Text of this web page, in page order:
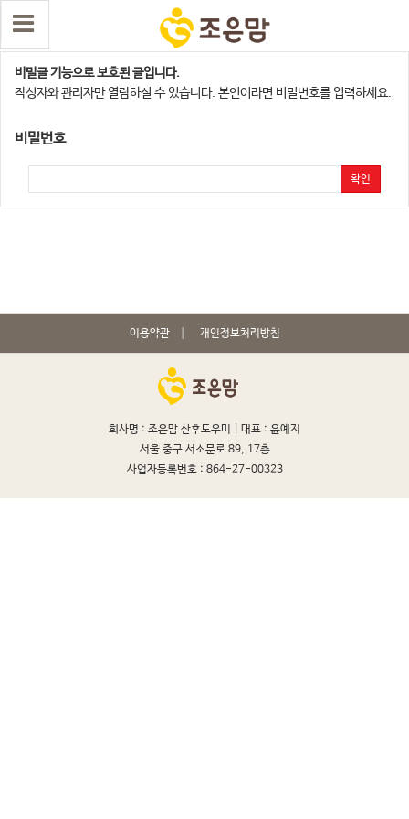
화성지사
비밀글 기능으로 보호된 글입니다.
작성자와 관리자만 열람하실 수 있습니다. 본인이라면 비밀번호를 입력하세요.
비밀번호
확인
이용약관 개인정보처리방침
회사명 : 조은맘 산후도우미 | 대표 : 윤예지
서울 중구 서소문로 89, 17층
사업자등록번호 : 864-27-00323